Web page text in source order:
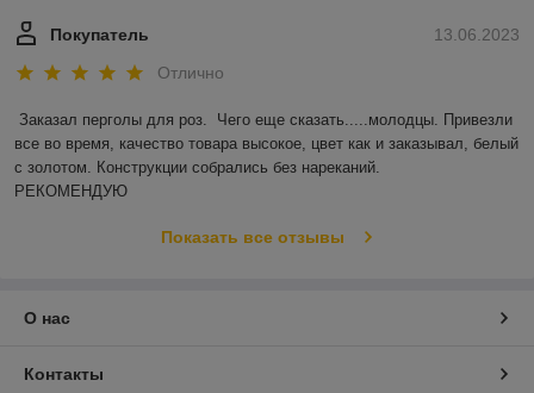
13.06.2023
Покупатель
Отлично
Заказал перголы для роз.  Чего еще сказать.....молодцы. Привезли
все во время, качество товара высокое, цвет как и заказывал, белый
с золотом. Конструкции собрались без нареканий.
РЕКОМЕНДУЮ
Показать все отзывы
О нас
Контакты